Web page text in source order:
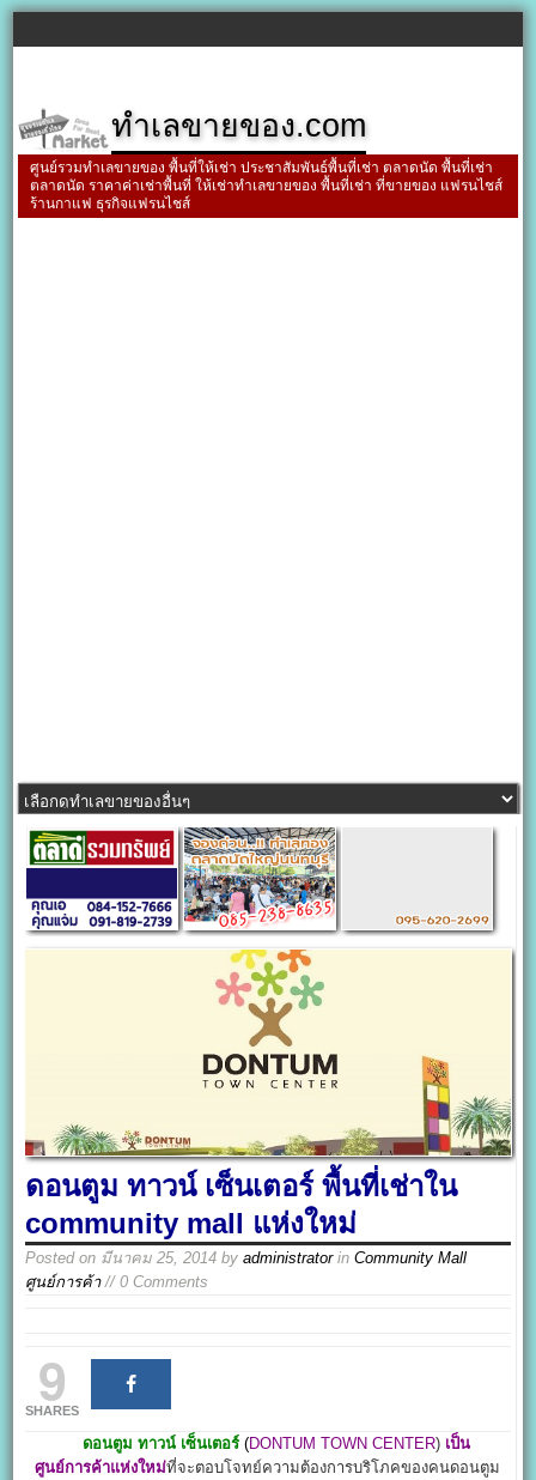
ทำเลขายของ.com
ศูนย์รวมทำเลขายของ พื้นที่ให้เช่า ประชาสัมพันธ์พื้นที่เช่า ตลาดนัด พื้นที่เช่า
ตลาดนัด ราคาค่าเช่าพื้นที่ ให้เช่าทำเลขายของ พื้นที่เช่า ที่ขายของ แฟรนไชส์
ร้านกาแฟ ธุรกิจแฟรนไชส์
ดอนตูม ทาวน์ เซ็นเตอร์ พื้นที่เช่าใน
community mall แห่งใหม่
Posted on มีนาคม 25, 2014 byadministratorinCommunity Mall
ศูนย์การค้า// 0 Comments
9
SHARES
ดอนตูม ทาวน์ เซ็นเตอร์(DONTUM TOWN CENTER) เป็น
ศูนย์การค้าแห่งใหม่ที่จะตอบโจทย์ความต้องการบริโภคของคนดอนตูม